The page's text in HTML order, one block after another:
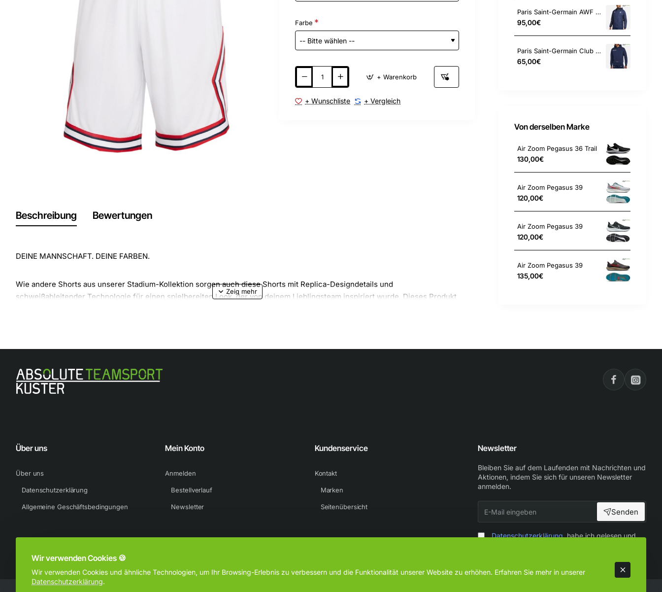
Wir verwenden Cookies 🍪
Wir verwenden Cookies und ähnliche Technologien, um Ihr Browsing-Erlebnis zu verbessern und die Funktionalität unserer Website zu erhöhen. Erfahren Sie mehr in unserer
Datenschutzerklärung.
Farbe
+ Warenkorb
+ Wunschliste + Vergleich
Beschreibung Bewertungen
DEINE MANNSCHAFT. DEINE FARBEN.
Wie andere Shorts aus unserer Stadium-Kollektion sorgen auch diese Shorts mit Replica-Designdetails und
schweißableitender Technologie für einen spielbereiten Look, der von deinem Lieblingsteam inspiriert wurde. Dieses Produkt
Tragekomfort.
Schmale Passform für ein körpernahes Tragegefühl
Importiert
Paris Saint-Germain AWF Jacke
95,00€
Paris Saint-Germain Club Fleece Hoodie Pullover
65,00€
Von derselben Marke
Air Zoom Pegasus 36 Trail
130,00€
Air Zoom Pegasus 39
120,00€
Air Zoom Pegasus 39
120,00€
Air Zoom Pegasus 39
135,00€
Über uns
Über uns
Datenschutzerklärung
Allgemeine Geschäftsbedingungen
Mein Konto
Anmelden
Bestellverlauf
Newsletter
Kundenservice
Kontakt
Marken
Seitenübersicht
Newsletter
Bleiben Sie auf dem Laufenden mit Nachrichten und
Aktionen, indem Sie sich für unseren Newsletter
anmelden.
Mail
Senden
Datenschutzerklärung habe ich gelesen und